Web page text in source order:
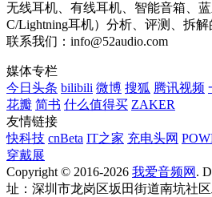
无线耳机、有线耳机、智能音箱、
C/Lightning耳机）分析、评测、拆解
联系我们：info@52audio.com
媒体专栏
今日头条 bilibili 微博 搜狐 腾讯视频
花瓣 简书 什么值得买 ZAKER
友情链接
快科技 cnBeta IT之家 充电头网
穿戴展
Copyright © 2016-2026 我爱音频网 .
址：深圳市龙岗区坂田街道南坑社